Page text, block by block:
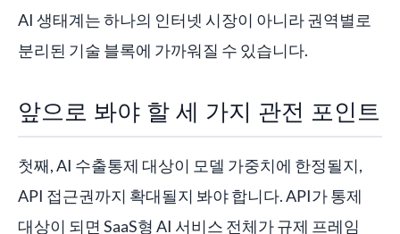
AI 생태계는 하나의 인터넷 시장이 아니라 권역별로
분리된 기술 블록에 가까워질 수 있습니다.
앞으로 봐야 할 세 가지 관전 포인트
첫째, AI 수출통제 대상이 모델 가중치에 한정될지,
API 접근권까지 확대될지 봐야 합니다. API가 통제
대상이 되면 SaaS형 AI 서비스 전체가 규제 프레임